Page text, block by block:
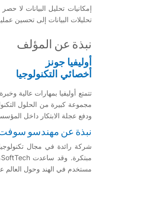
إمكانيات تحليل البيانات لا
تحليلات البيانات إلى تحسين
نبذة عن المؤلف
أوليفيا جونز
أخصائي التكنولوجيا
مجموعة كبيرة من الحلول
ودفع عجلة الابتكار داخل
نبذة عن مهندسو
شركة رائدة في مجال
مستخدم في الهند وحول العالم